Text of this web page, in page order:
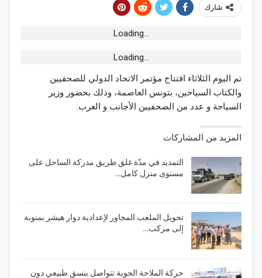
شارك
Loading...
Loading...
تم اليوم الثلاثاء افتتاح مؤتمر الاتحاد الدولي للصحفيين
والكتاب السياحين، بتونس العاصمة، وذلك بحضور وزير
السياحة و عدد من الصحفيين الأجانب و العرب.
المزيد من المشاركات
التمديد في مدّة غلق طريق مدركة الساحل على
مستوى منزل كامل…
تحويل الملعب المجاور لإعدادية دوار هيشر بمنوبة
إلى مركب…
حركة الملاحة الجوية تتواصل بنسق طبيعي دون